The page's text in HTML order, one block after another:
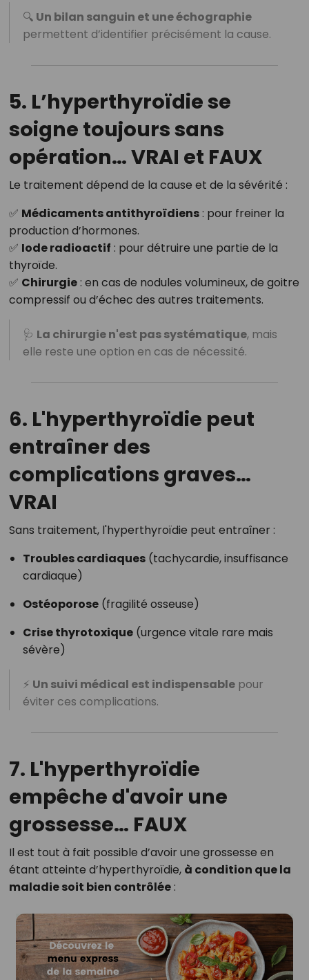
🔍 Un bilan sanguin et une échographie
permettent d’identifier précisément la cause.
5. L’hyperthyroïdie se
soigne toujours sans
opération…VRAI et FAUX
Le traitement dépend de la cause et de la sévérité :
✅ Médicaments antithyroïdiens: pour freiner la
production d’hormones.
✅ Iode radioactif : pour détruire une partie de la
thyroïde.
✅ Chirurgie: en cas de nodules volumineux, de goitre
compressif ou d’échec des autres traitements.
🩺 La chirurgie n'est pas systématique, mais
elle reste une option en cas de nécessité.
6. L'hyperthyroïdie peut
entraîner des
complications graves…
VRAI
Sans traitement, l'hyperthyroïdie peut entraîner :
Troubles cardiaques(tachycardie, insuffisance
cardiaque)
Ostéoporose(fragilité osseuse)
Crise thyrotoxique(urgence vitale rare mais
sévère)
⚡ Un suivi médical est indispensablepour
éviter ces complications.
7. L'hyperthyroïdie
empêche d'avoir une
grossesse… FAUX
Il est tout à fait possible d’avoir une grossesse en
étant atteinte d’hyperthyroïdie, à condition que la
maladie soit bien contrôlée: